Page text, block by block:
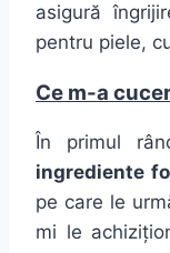
asigură
pentru piele,
Ce m-a
În primul
ingrediente
pe care le
mi le